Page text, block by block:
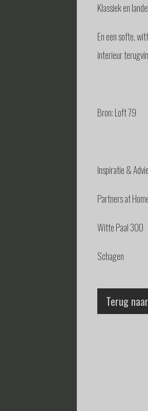
Klassiek en
En een softe,
interieur
Bron: Loft 79
Inspiratie &
Partners at
Witte Paal 300
Schagen
Terug